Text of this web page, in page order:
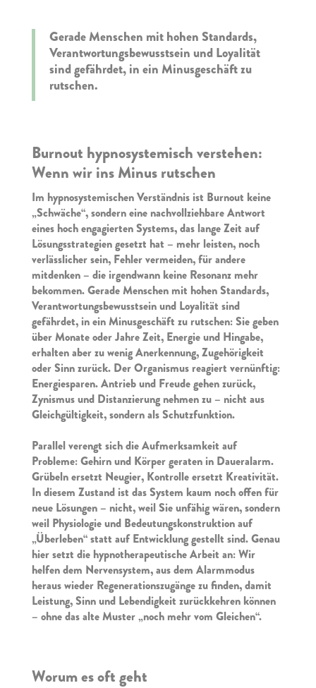
Gerade Menschen mit hohen Standards,
Verantwortungsbewusstsein und Loyalität
sind gefährdet, in ein Minusgeschäft zu
rutschen.
Burnout hypnosystemisch verstehen:
Wenn wir ins Minus rutschen
Im hypnosystemischen Verständnis ist Burnout keine
„Schwäche“, sondern eine nachvollziehbare Antwort
eines hoch engagierten Systems, das lange Zeit auf
Lösungsstrategien gesetzt hat – mehr leisten, noch
verlässlicher sein, Fehler vermeiden, für andere
mitdenken – die irgendwann keine Resonanz mehr
bekommen. Gerade Menschen mit hohen Standards,
Verantwortungsbewusstsein und Loyalität sind
gefährdet, in ein Minusgeschäft zu rutschen: Sie geben
über Monate oder Jahre Zeit, Energie und Hingabe,
erhalten aber zu wenig Anerkennung, Zugehörigkeit
oder Sinn zurück. Der Organismus reagiert vernünftig:
Energiesparen. Antrieb und Freude gehen zurück,
Zynismus und Distanzierung nehmen zu – nicht aus
Gleichgültigkeit, sondern als Schutzfunktion.
Parallel verengt sich die Aufmerksamkeit auf
Probleme: Gehirn und Körper geraten in Daueralarm.
Grübeln ersetzt Neugier, Kontrolle ersetzt Kreativität.
In diesem Zustand ist das System kaum noch offen für
neue Lösungen – nicht, weil Sie unfähig wären, sondern
weil Physiologie und Bedeutungskonstruktion auf
„Überleben“ statt auf Entwicklung gestellt sind. Genau
hier setzt die hypnotherapeutische Arbeit an: Wir
helfen dem Nervensystem, aus dem Alarmmodus
heraus wieder Regenerationszugänge zu finden, damit
Leistung, Sinn und Lebendigkeit zurückkehren können
– ohne das alte Muster „noch mehr vom Gleichen“.
Worum es oft geht